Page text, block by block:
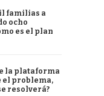
familias a
ocho
es el plan
la plataforma
el problema,
resolverá?